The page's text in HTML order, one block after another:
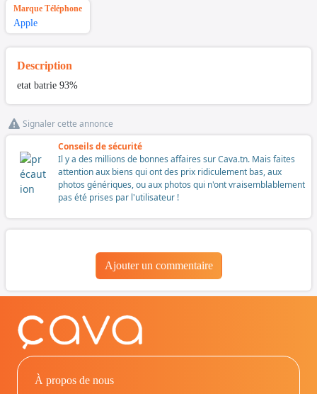
Marque Téléphone
Apple
Description
etat batrie 93%
Signaler cette annonce
Conseils de sécurité
Il y a des millions de bonnes affaires sur Cava.tn. Mais faites
attention aux biens qui ont des prix ridiculement bas, aux
photos génériques, ou aux photos qui n'ont vraisemblablement
pas été prises par l'utilisateur !
Ajouter un commentaire
À propos de nous